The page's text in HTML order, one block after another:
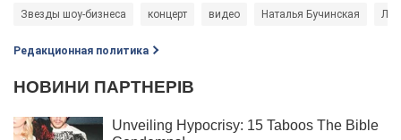
Звезды шоу-бизнеса концерт видео Наталья Бучинская
Редакционная политика